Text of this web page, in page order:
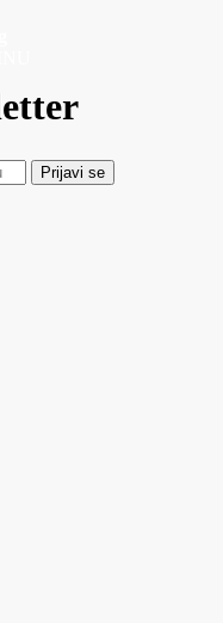
Prijavi se